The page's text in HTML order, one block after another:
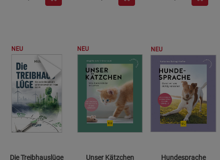
NEU
Die Treibhauslüge
NEU
Unser Kätzchen
NEU
Hundesprache